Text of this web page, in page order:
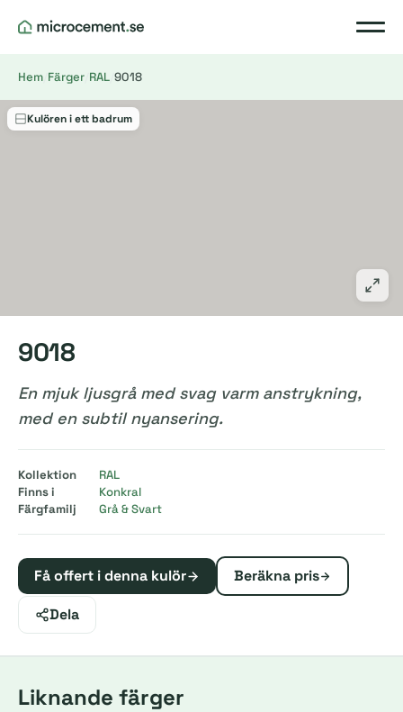
Hem Färger RAL 9018
Kulören i ett badrum
9018
En mjuk ljusgrå med svag varm anstrykning,
med en subtil nyansering.
Kollektion
RAL
Finns i
Konkral
Färgfamilj
Grå & Svart
Få offert i denna kulör Beräkna pris
Dela
Liknande färger